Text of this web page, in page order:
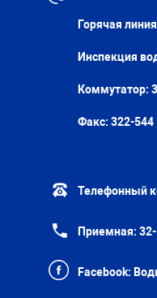
Горячая
Инспекция
Коммутатор:
Факс: 322-544
Телефонный
Приемная:
Facebook: